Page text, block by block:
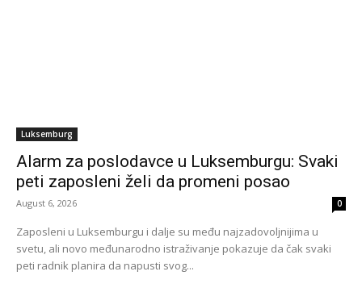
Luksemburg
Alarm za poslodavce u Luksemburgu: Svaki
peti zaposleni želi da promeni posao
August 6, 2026 0
Zaposleni u Luksemburgu i dalje su među najzadovoljnijima u
svetu, ali novo međunarodno istraživanje pokazuje da čak svaki
peti radnik planira da napusti svog...